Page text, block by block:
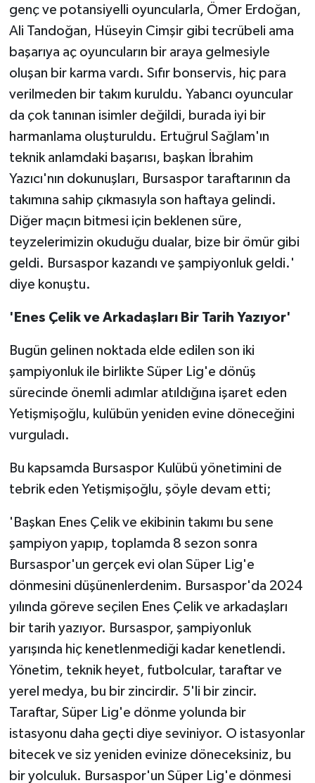
genç ve potansiyelli oyuncularla, Ömer Erdoğan,
Ali Tandoğan, Hüseyin Cimşir gibi tecrübeli ama
başarıya aç oyuncuların bir araya gelmesiyle
oluşan bir karma vardı. Sıfır bonservis, hiç para
verilmeden bir takım kuruldu. Yabancı oyuncular
da çok tanınan isimler değildi, burada iyi bir
harmanlama oluşturuldu. Ertuğrul Sağlam'ın
teknik anlamdaki başarısı, başkan İbrahim
Yazıcı'nın dokunuşları, Bursaspor taraftarının da
takımına sahip çıkmasıyla son haftaya gelindi.
Diğer maçın bitmesi için beklenen süre,
teyzelerimizin okuduğu dualar, bize bir ömür gibi
geldi. Bursaspor kazandı ve şampiyonluk geldi.'
diye konuştu.
'Enes Çelik ve Arkadaşları Bir Tarih Yazıyor'
Bugün gelinen noktada elde edilen son iki
şampiyonluk ile birlikte Süper Lig'e dönüş
sürecinde önemli adımlar atıldığına işaret eden
Yetişmişoğlu, kulübün yeniden evine döneceğini
vurguladı.
Bu kapsamda Bursaspor Kulübü yönetimini de
tebrik eden Yetişmişoğlu, şöyle devam etti;
'Başkan Enes Çelik ve ekibinin takımı bu sene
şampiyon yapıp, toplamda 8 sezon sonra
Bursaspor'un gerçek evi olan Süper Lig'e
dönmesini düşünenlerdenim. Bursaspor'da 2024
yılında göreve seçilen Enes Çelik ve arkadaşları
bir tarih yazıyor. Bursaspor, şampiyonluk
yarışında hiç kenetlenmediği kadar kenetlendi.
Yönetim, teknik heyet, futbolcular, taraftar ve
yerel medya, bu bir zincirdir. 5'li bir zincir.
Taraftar, Süper Lig'e dönme yolunda bir
istasyonu daha geçti diye seviniyor. O istasyonlar
bitecek ve siz yeniden evinize döneceksiniz, bu
bir yolculuk. Bursaspor'un Süper Lig'e dönmesi